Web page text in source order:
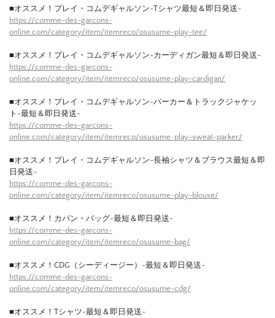
■オススメ！プレイ・コムデギャルソン-Tシャツ最短＆即日発送-
https://comme-des-garcons-
online.com/category/item/itemreco/osusume-play-tee/
■オススメ！プレイ・コムデギャルソン-カーディガン最短＆即日発送-
https://comme-des-garcons-
online.com/category/item/itemreco/osusume-play-cardigan/
■オススメ！プレイ・コムデギャルソン-パーカー＆トラックジャケッ
ト-最短＆即日発送-
https://comme-des-garcons-
online.com/category/item/itemreco/osusume-play-sweat-parker/
■オススメ！プレイ・コムデギャルソン-長袖シャツ＆ブラウス最短＆即
日発送-
https://comme-des-garcons-
online.com/category/item/itemreco/osusume-play-blouse/
■オススメ！カバン・バッグ-最短＆即日発送-
https://comme-des-garcons-
online.com/category/item/itemreco/osusume-bag/
■オススメ！CDG（シーディージー）-最短＆即日発送-
https://comme-des-garcons-
online.com/category/item/itemreco/osusume-cdg/
■オススメ！Tシャツ-最短＆即日発送-